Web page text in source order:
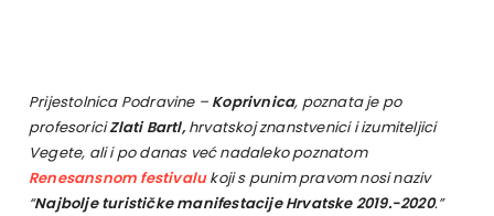
Prijestolnica Podravine – Koprivnica, poznata je po
profesoriciZlati Bartl,hrvatskoj znanstvenici i izumiteljici
Vegete, ali i po danas već nadaleko poznatom
Renesansnom festivalukoji s punim pravom nosi naziv
“Najbolje turističke manifestacije Hrvatske 2019.-2020.”